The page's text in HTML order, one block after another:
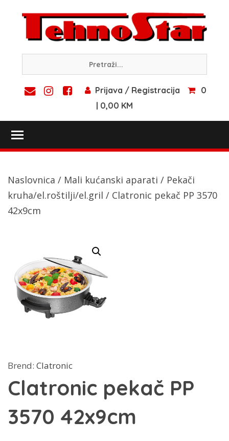
content
Prijava / Registracija
0
| 0,00 KM
Naslovnica / Mali kućanski aparati / Pekači
kruha/el.roštilji/el.gril / Clatronic pekač PP 3570
42x9cm
Brend: Clatronic
Clatronic pekač PP
3570 42x9cm